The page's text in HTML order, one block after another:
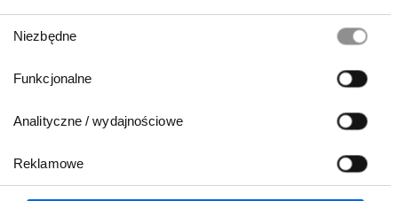
zgody
Niezbędne
Funkcjonalne
Analityczne / wydajnościowe
Reklamowe